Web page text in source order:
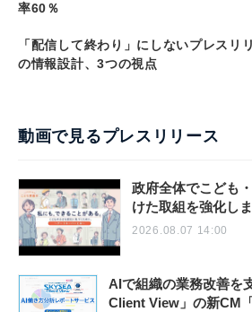
率60％
「配信して終わり」にしないプレスリ
の情報設計、3つの視点
動画で見るプレスリリース
政府全体でこども
けた取組を強化し
2026.08.07 14:00
AIで組織の業務改善を
Client View」の新CM